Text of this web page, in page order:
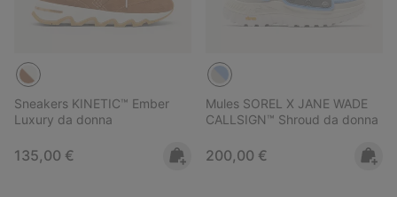
Sneakers KINETIC™ Ember
Luxury da donna
Regular price:
135,00 €
Mules SOREL X JANE WADE
CALLSIGN™ Shroud da donna
Regular price:
200,00 €